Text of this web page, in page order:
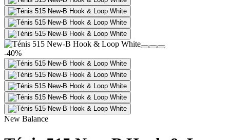
+de 36.000 reviews
-40%
New Balance